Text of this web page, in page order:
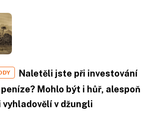
Naletěli jste při investování
Mohlo být i hůř, alespoň
v džungli